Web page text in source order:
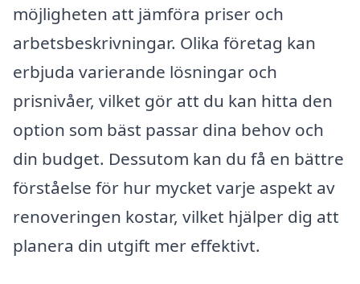
möjligheten att jämföra priser och
arbetsbeskrivningar. Olika företag kan
erbjuda varierande lösningar och
prisnivåer, vilket gör att du kan hitta den
option som bäst passar dina behov och
din budget. Dessutom kan du få en bättre
förståelse för hur mycket varje aspekt av
renoveringen kostar, vilket hjälper dig att
planera din utgift mer effektivt.